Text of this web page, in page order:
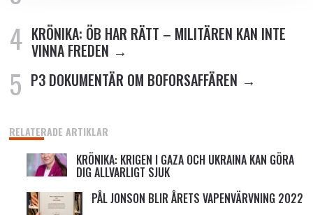
KRÖNIKA: ÖB HAR RÄTT – MILITÄREN KAN INTE
VINNA FREDEN
P3 DOKUMENTÄR OM BOFORSAFFÄREN
RELATERADE ARTIKLAR
KRÖNIKA: KRIGEN I GAZA OCH UKRAINA KAN GÖRA
DIG ALLVARLIGT SJUK
PÅL JONSON BLIR ÅRETS VAPENVÄRVNING 2022